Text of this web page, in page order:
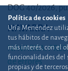
DOG 40/2026,
NAVARRA
NAVARRA.
de errores
Política de cookies
Uría Menéndez
tus hábitos de
más interés, con el
funcionalidades del
propias y de